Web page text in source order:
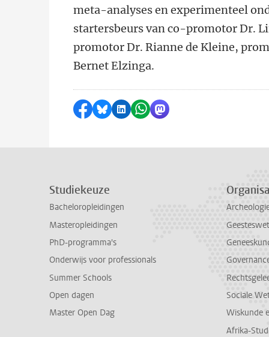
meta-analyses en experimenteel
startersbeurs van co-promotor Dr.
promotor Dr. Rianne de Kleine,
Bernet Elzinga.
Delen op Facebook
Delen via Bluesky
Delen op LinkedIn
Delen via WhatsApp
Delen via Mastodon
Studiekeuze
Bacheloropleidingen
Masteropleidingen
PhD-programma's
Onderwijs voor professionals
Summer Schools
Open dagen
Master Open Dag
Sociale
Wiskunde
Afrika-